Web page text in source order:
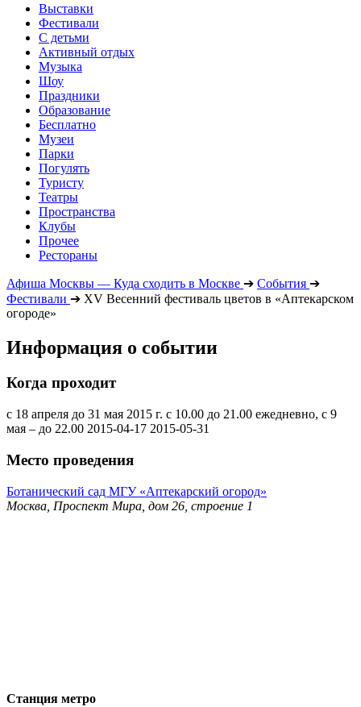
Выставки
Фестивали
С детьми
Активный отдых
Музыка
Шоу
Праздники
Образование
Бесплатно
Музеи
Парки
Погулять
Туристу
Театры
Пространства
Клубы
Прочее
Рестораны
Афиша Москвы — Куда сходить в Москве ➔ События ➔
Фестивали ➔ XV Весенний фестиваль цветов в «Аптекарском
огороде»
Информация о событии
Когда проходит
с 18 апреля до 31 мая 2015 г. с 10.00 до 21.00 ежедневно, с 9
мая – до 22.00 2015-04-17 2015-05-31
Место проведения
Ботанический сад МГУ «Аптекарский огород»
Москва, Проспект Мира, дом 26, строение 1
Станция метро